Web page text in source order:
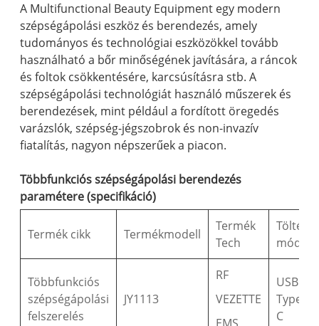
A Multifunctional Beauty Equipment egy modern
szépségápolási eszköz és berendezés, amely
tudományos és technológiai eszközökkel tovább
használható a bőr minőségének javítására, a ráncok
és foltok csökkentésére, karcsúsításra stb. A
szépségápolási technológiát használó műszerek és
berendezések, mint például a fordított öregedés
varázslók, szépség-jégszobrok és non-invazív
fiatalítás, nagyon népszerűek a piacon.
Többfunkciós szépségápolási berendezés
paramétere (specifikáció)
Termék cikk Termékmodell
Termék
Tech
Töltési
mód
Többfunkciós
szépségápolási
felszerelés
JY1113
RF
VEZETTE
USB
Type-
C